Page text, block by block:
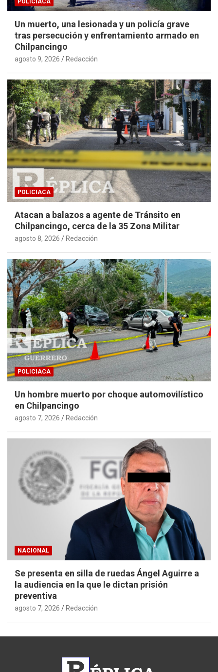
POLICIACA
Un muerto, una lesionada y un policía grave
tras persecución y enfrentamiento armado en
Chilpancingo
agosto 9, 2026 Redacción
POLICIACA
Atacan a balazos a agente de Tránsito en
Chilpancingo, cerca de la 35 Zona Militar
agosto 8, 2026 Redacción
POLICIACA
Un hombre muerto por choque automovilístico
en Chilpancingo
agosto 7, 2026 Redacción
NACIONAL
Se presenta en silla de ruedas Ángel Aguirre a
la audiencia en la que le dictan prisión
preventiva
agosto 7, 2026 Redacción